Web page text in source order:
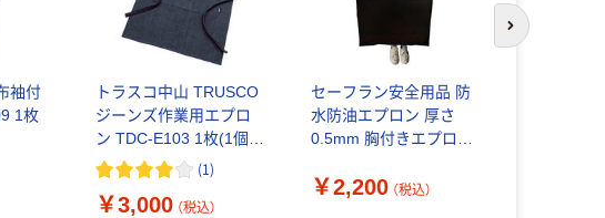
袖付
1枚
トラスコ中山 TRUSCO
ジーンズ作業用エプロ
ン TDC-E103 1枚(1個)
768-9781（直送品）
(1)
￥3,000 （税込）
セーフラン安全用品 防
水防油エプロン 厚さ
0.5mm 胸付きエプロン
￥2,200 （税込）
次のスライド